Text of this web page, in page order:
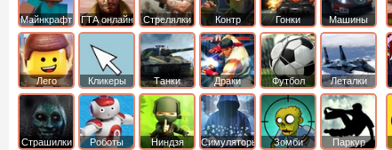
Майнкрафт ГТА онлайн Стрелялки
Контр
Страйк
Гонки Машины
Лего Кликеры Танки Драки Футбол Леталки
Страшилки Роботы Ниндзя Симуляторы Зомби Паркур